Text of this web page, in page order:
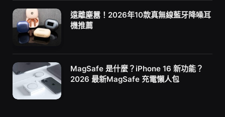
遠離塵囂！2026年10款真無線藍牙降噪耳
機推薦
MagSafe 是什麼？iPhone 16 新功能？
2026 最新MagSafe 充電懶人包